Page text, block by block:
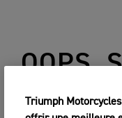
OOPS,
WENT
Triumph